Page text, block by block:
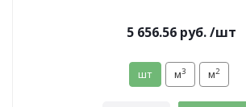
5 656.56руб. /шт
шт м3 м2